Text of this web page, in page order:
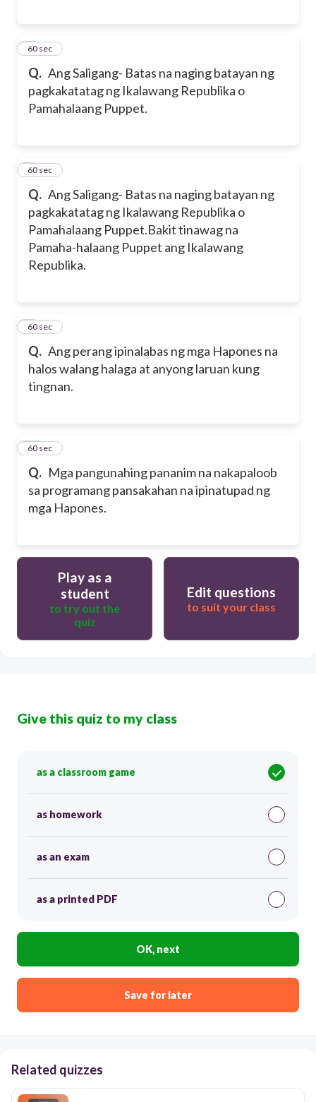
Q. Ang Saligang- Batas na naging batayan ng
pagkakatatag ng Ikalawang Republika o
Pamahalaang Puppet.
760 sec
Q. Ang Saligang- Batas na naging batayan ng
pagkakatatag ng Ikalawang Republika o
Pamahalaang Puppet.Bakit tinawag na
Pamaha-halaang Puppet ang Ikalawang
Republika.
860 sec
Q. Ang perang ipinalabas ng mga Hapones na
halos walang halaga at anyong laruan kung
tingnan.
960 sec
Q. Mga pangunahing pananim na nakapaloob
sa programang pansakahan na ipinatupad ng
mga Hapones.
10
60 sec
Play as a
student
to try out the
quiz
Edit questions
to suit your class
Give this quiz to my class
as a classroom game
as homework
as an exam
as a printed PDF
OK, next
Save for later
Related quizzes